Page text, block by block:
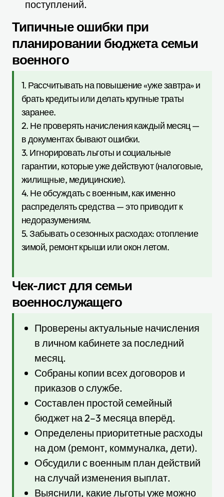
поступлений.
Типичные ошибки при
планировании бюджета семьи
военного
1. Рассчитывать на повышение «уже завтра» и
брать кредиты или делать крупные траты
заранее.
2. Не проверять начисления каждый месяц —
в документах бывают ошибки.
3. Игнорировать льготы и социальные
гарантии, которые уже действуют (налоговые,
жилищные, медицинские).
4. Не обсуждать с военным, как именно
распределять средства — это приводит к
недоразумениям.
5. Забывать о сезонных расходах: отопление
зимой, ремонт крыши или окон летом.
Чек-лист для семьи
военнослужащего
Проверены актуальные начисления
в личном кабинете за последний
месяц.
Собраны копии всех договоров и
приказов о службе.
Составлен простой семейный
бюджет на 2–3 месяца вперёд.
Определены приоритетные расходы
на дом (ремонт, коммуналка, дети).
Обсудили с военным план действий
на случай изменения выплат.
Выяснили, какие льготы уже можно